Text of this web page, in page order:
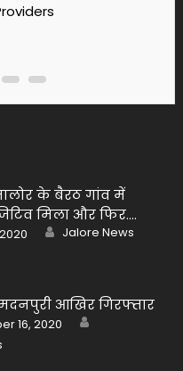
Com
के बैरठ गांव में
मिला और फिर….
Author
Jalore News
आखिर गिरफ्तार
16, 2020